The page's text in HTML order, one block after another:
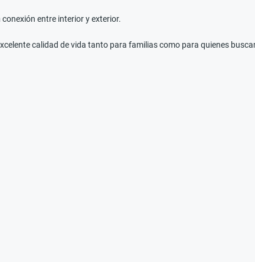
entre interior y exterior.
calidad de vida tanto para familias como para quienes